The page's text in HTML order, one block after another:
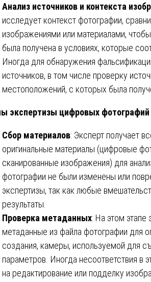
Анализ источников и контекста
исследует контекст фотографии,
изображениями или материалами,
была получена в условиях, которые
Иногда для обнаружения
источников, в том числе проверку
местоположений, с которых была
экспертизы цифровых
Сбор материалов: Эксперт получает
оригинальные материалы (цифровые
сканированные изображения) для
фотографии не были изменены или
экспертизы, так как любые
результаты.
Проверка метаданных: На этом этапе
метаданные из файла фотографии для
создания, камеры, используемой для
параметров. Иногда несоответствия в
на редактирование или подделку